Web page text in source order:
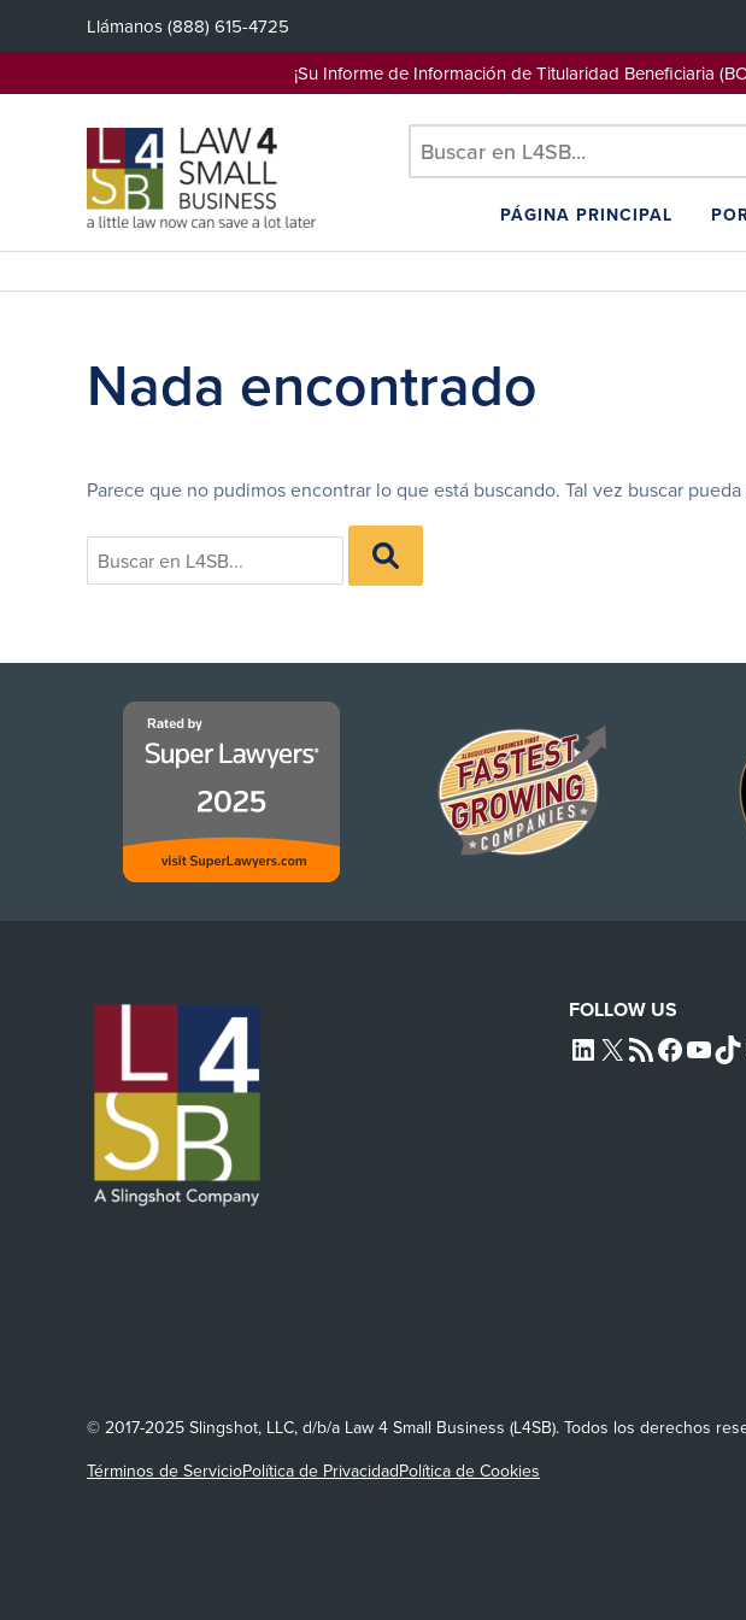
Llámanos(888) 615-4725
¡Su Informe de Información de Titularidad
PÁGINA PRINCIPAL
Nada encontrado
Parece que no pudimos encontrar lo que está buscando. Tal vez buscar pueda
Search
for:
BUSCAR
EN
L4SB
FOLLOW US
L4SB LINKEDIN
X L4SB RSS FEEDL4SB FACEBOOK
L4SB
© 2017-2025 Slingshot, LLC, d/b/a Law 4 Small Business (L4SB). Todos los derechos
Términos de ServicioPolítica de PrivacidadPolítica de Cookies